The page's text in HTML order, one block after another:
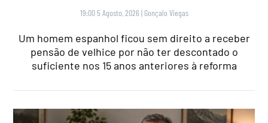
19:00 5 Agosto, 2026 | Gonçalo Viegas
Um homem espanhol ficou sem direito a receber
pensão de velhice por não ter descontado o
suficiente nos 15 anos anteriores à reforma